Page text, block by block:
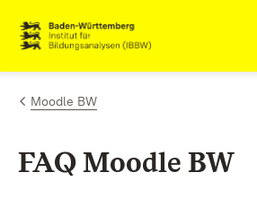
Zum Inhalt springen
Link zur Startseite
Moodle BW
FAQ Moodle BW